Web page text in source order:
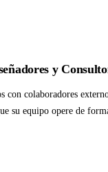
y
con colaboradores
su equipo opere de